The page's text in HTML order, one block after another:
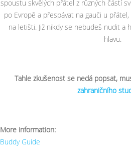
spoustu skvělých přátel z různých částí
po Evropě a přespávat na gauči u
na letišti. Již nikdy se nebudeš nudit a
hlavu.
Tahle zkušenost se nedá popsat,
zahraničního
More information:
Buddy Guide